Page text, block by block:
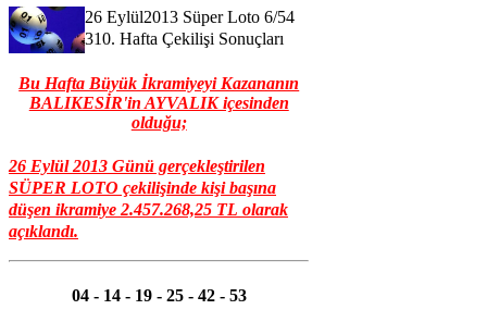
26 Eylül2013 Süper Loto 6/54
310. Hafta Çekilişi Sonuçları
Bu Hafta Büyük İkramiyeyi Kazananın
BALIKESİR'in AYVALIK içesinden
olduğu;
26 Eylül 2013 Günü gerçekleştirilen
SÜPER LOTO çekilişinde kişi başına
düşen ikramiye 2.457.268,25 TL olarak
açıklandı.
04 - 14 - 19 - 25 - 42 - 53